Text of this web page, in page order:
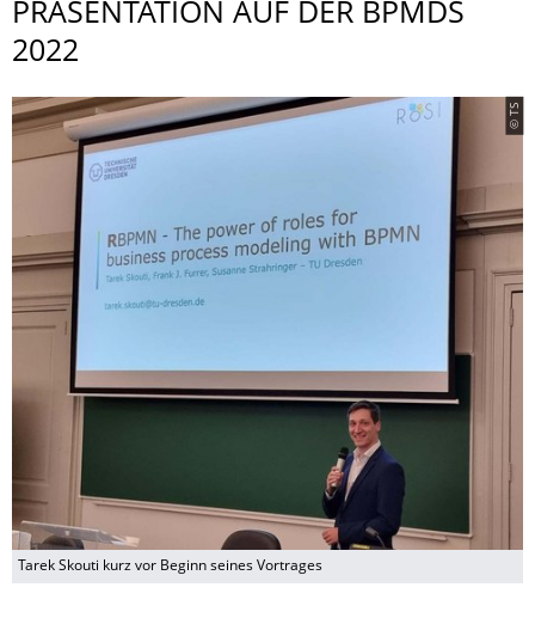
PRÄSENTATION AUF DER BPMDS
2022
© TS
Tarek Skouti kurz vor Beginn seines Vortrages